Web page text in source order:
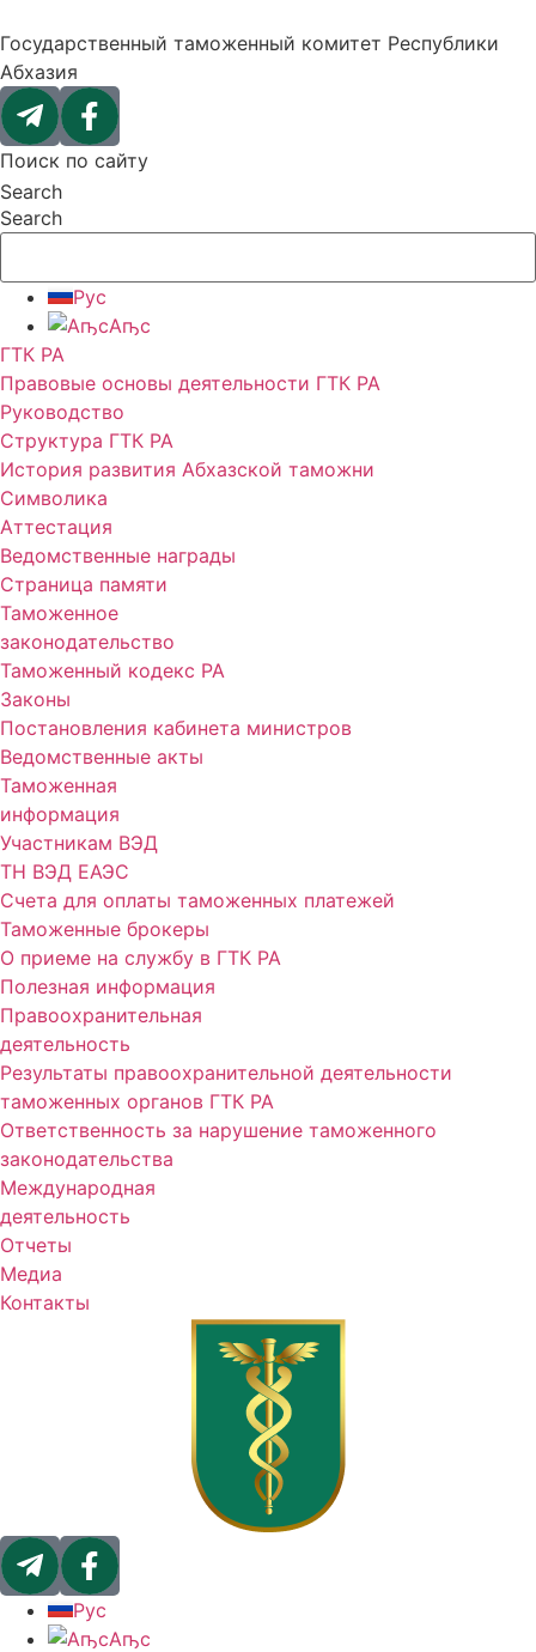
к
содержимому
Государственный таможенный комитет Республики
Абхазия
Поиск по сайту
Search
Search
Рус
Аҧс
ГТК РА
Правовые основы деятельности ГТК РА
Руководство
Структура ГТК РА
История развития Абхазской таможни
Символика
Аттестация
Ведомственные награды
Страница памяти
Таможенное
законодательство
Таможенный кодекс РА
Законы
Постановления кабинета министров
Ведомственные акты
Таможенная
информация
Участникам ВЭД
ТН ВЭД ЕАЭС
Счета для оплаты таможенных платежей
Таможенные брокеры
О приеме на службу в ГТК РА
Полезная информация
Правоохранительная
деятельность
Результаты правоохранительной деятельности
таможенных органов ГТК РА
Ответственность за нарушение таможенного
законодательства
Международная
деятельность
Отчеты
Медиа
Контакты
Рус
Аҧс